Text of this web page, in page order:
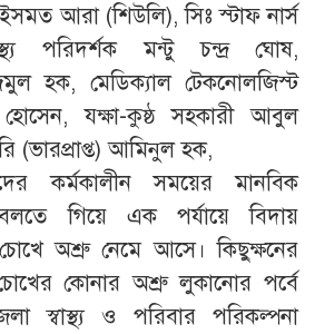
আরা (শিউলি), সিঃ স্টাফ নার্স
পরিদর্শক মন্টু চন্দ্র ঘোষ,
হক, মেডিক্যাল টেকনোলজিস্ট
যক্ষা-কুষ্ঠ সহকারী আবুল
(ভারপ্রাপ্ত) আমিনুল হক,
কর্মকালীন সময়ের মানবিক
বলতে গিয়ে এক পর্যায়ে বিদায়
অশ্রু নেমে আসে। কিছুক্ষনের
কোনার অশ্রু লুকানোর পর্বে
স্বাস্থ্য ও পরিবার পরিকল্পনা